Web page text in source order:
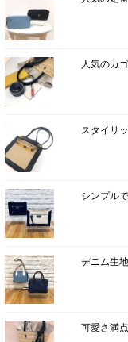
人気のカ
スタイリ
シンプル
デニム生
可愛さ満